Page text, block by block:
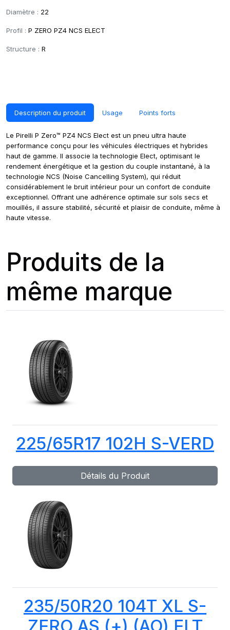
Diamètre : 22
Profil : P ZERO PZ4 NCS ELECT
Structure : R
Description du produit Usage Points forts
Le Pirelli P Zero™ PZ4 NCS Elect est un pneu ultra haute
performance conçu pour les véhicules électriques et hybrides
haut de gamme. Il associe la technologie Elect, optimisant le
rendement énergétique et la gestion du couple instantané, à la
technologie NCS (Noise Cancelling System), qui réduit
considérablement le bruit intérieur pour un confort de conduite
exceptionnel. Offrant une adhérence optimale sur sols secs et
mouillés, il assure stabilité, sécurité et plaisir de conduite, même à
haute vitesse.
Produits de la
même marque
225/65R17 102H S-VERD
Détails du Produit
235/50R20 104T XL S-